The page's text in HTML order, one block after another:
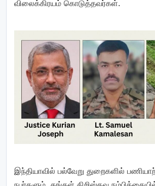
விலைக்கிரயம் கொடுத்தவர்கள்.
இந்தியாவில் பல்வேறு துறைகளில்